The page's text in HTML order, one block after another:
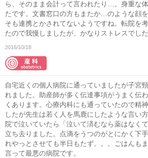
ら、そのまま会計って言われたり…。身重な
たです。文書窓口の方もまたか…のような顔
そも連携とかされてないようですね。転院を
たので我慢しましたが、かなりストレスでした
2016/10/18
自宅近くの個人病院に通っていましたが子宮
れました。助産師が多く伝達事項がうまく伝
くあります。心療内科にも通っていたので精
したが先生は若く人を馬鹿にしたような言い
院で泣いていたら「泣いて済むなら薬はなく
立ち去りました。点滴をうつのがとにかく下
れやっとさせても半日もたず。。。ごはんも
言って最悪の病院です。